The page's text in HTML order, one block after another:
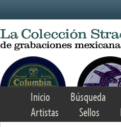
Inicio Búsqueda
Artistas
Sellos